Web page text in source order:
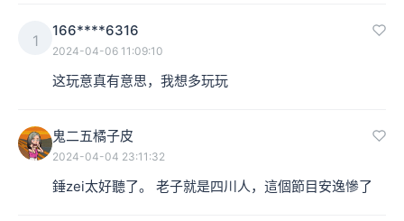
1
166****6316
2024-04-06 11:09:10
这玩意真有意思，我想多玩玩
鬼二五橘子皮
2024-04-04 23:11:32
錘zei太好聽了。 老子就是四川人，這個節目安逸慘了